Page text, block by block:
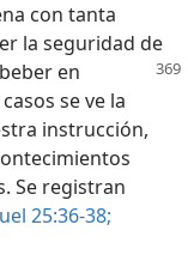
con tanta
la seguridad de
en
se ve la
instrucción,
Se registran
25:36-38;